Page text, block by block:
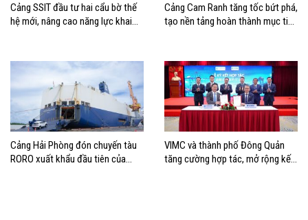
Cảng SSIT đầu tư hai cẩu bờ thế
hệ mới, nâng cao năng lực khai
Cảng Cam Ranh tăng tốc bứt phá,
tạo nền tảng hoàn thành mục tiêu
Cảng Hải Phòng đón chuyến tàu
RORO xuất khẩu đầu tiên của
VIMC và thành phố Đông Quản
tăng cường hợp tác, mở rộng kết